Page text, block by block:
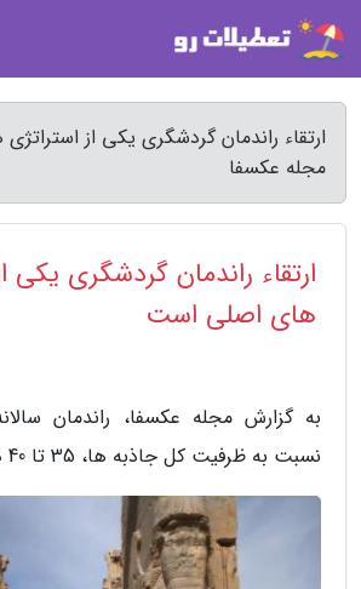
ارتقاء راندمان گردشگری یکی از
مجله عکسفا
ارتقاء راندمان گردشگری یکی
های اصلی است
به گزارش مجله عکسفا، راندمان
نسبت به ظرفیت کل جاذبه ها، 35 تا 40 درصد است.